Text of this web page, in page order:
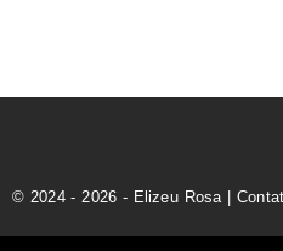
© 2024 - 2026 - Elizeu Rosa |